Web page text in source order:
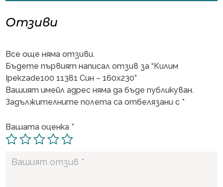
Отзиви
Все още няма отзиви.
Бъдете първият написал отзив за “Килим
Ipekzade100 11381 Син – 160х230”
Вашият имейл адрес няма да бъде публикуван.
Задължителните полета са отбелязани с *
Вашата оценка *